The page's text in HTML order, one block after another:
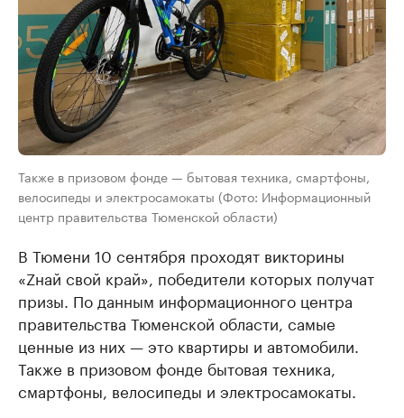
Также в призовом фонде — бытовая техника, смартфоны,
велосипеды и электросамокаты (Фото: Информационный
центр правительства Тюменской области)
В Тюмени 10 сентября проходят викторины
«Zнай свой край», победители которых получат
призы. По данным информационного центра
правительства Тюменской области, самые
ценные из них — это квартиры и автомобили.
Также в призовом фонде бытовая техника,
смартфоны, велосипеды и электросамокаты.